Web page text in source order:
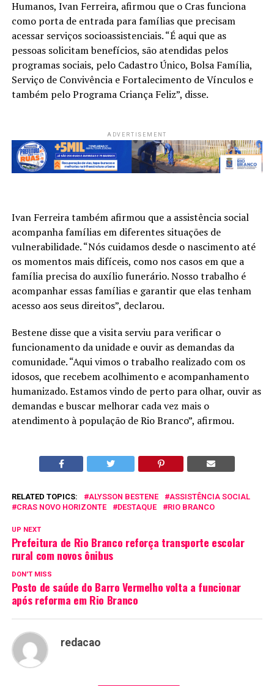
Humanos, Ivan Ferreira, afirmou que o Cras funciona
como porta de entrada para famílias que precisam
acessar serviços socioassistenciais. “É aqui que as
pessoas solicitam benefícios, são atendidas pelos
programas sociais, pelo Cadastro Único, Bolsa Família,
Serviço de Convivência e Fortalecimento de Vínculos e
também pelo Programa Criança Feliz”, disse.
ADVERTISEMENT
Ivan Ferreira também afirmou que a assistência social
acompanha famílias em diferentes situações de
vulnerabilidade. “Nós cuidamos desde o nascimento até
os momentos mais difíceis, como nos casos em que a
família precisa do auxílio funerário. Nosso trabalho é
acompanhar essas famílias e garantir que elas tenham
acesso aos seus direitos”, declarou.
Bestene disse que a visita serviu para verificar o
funcionamento da unidade e ouvir as demandas da
comunidade. “Aqui vimos o trabalho realizado com os
idosos, que recebem acolhimento e acompanhamento
humanizado. Estamos vindo de perto para olhar, ouvir as
demandas e buscar melhorar cada vez mais o
atendimento à população de Rio Branco”, afirmou.
RELATED TOPICS: ALYSSON BESTENE
ASSISTÊNCIA SOCIAL
CRAS NOVO HORIZONTE
DESTAQUE RIO BRANCO
UP NEXT
Prefeitura de Rio Branco reforça transporte escolar
rural com novos ônibus
DON'T MISS
Posto de saúde do Barro Vermelho volta a funcionar
após reforma em Rio Branco
redacao